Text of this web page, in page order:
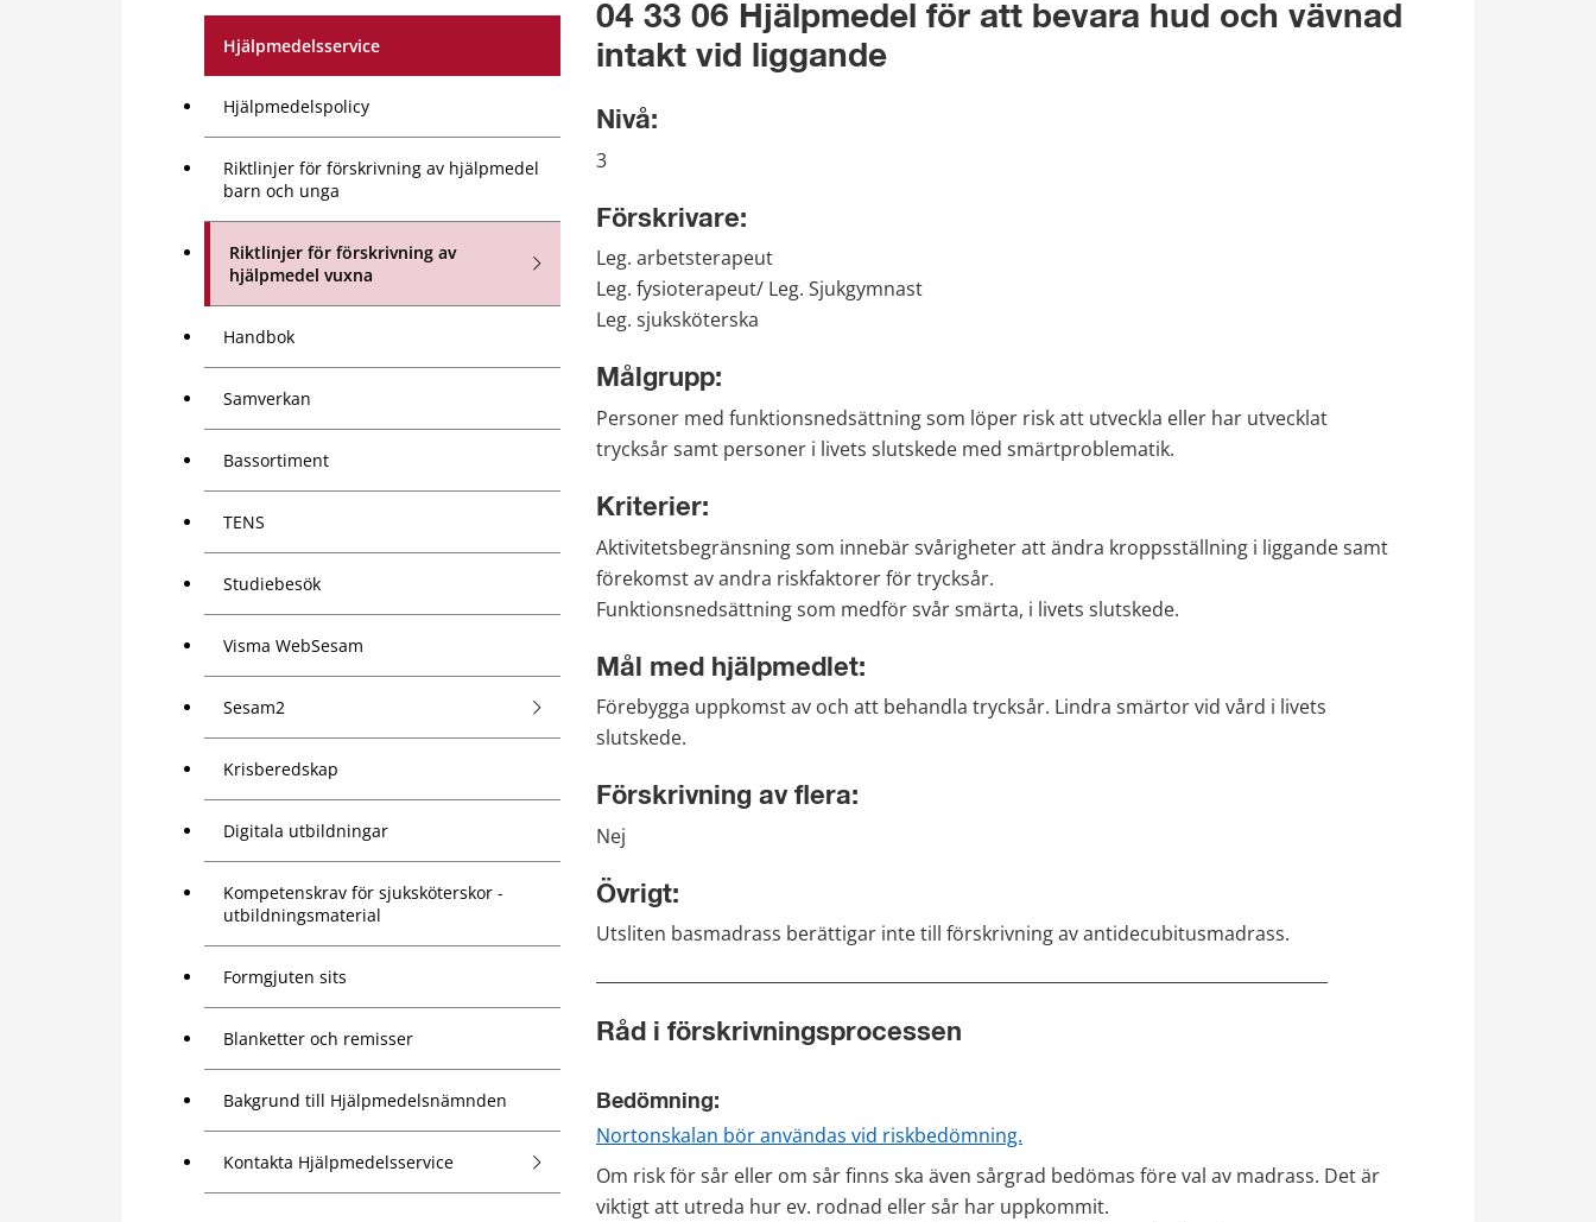
Hjälpmedelsservice
Hjälpmedelspolicy
Riktlinjer för förskrivning av hjälpmedel
barn och unga
Riktlinjer för förskrivning av
hjälpmedel vuxna
Handbok
Samverkan
Bassortiment
TENS
Studiebesök
Visma WebSesam
Sesam2
Krisberedskap
Digitala utbildningar
Kompetenskrav för sjuksköterskor -
utbildningsmaterial
Formgjuten sits
Blanketter och remisser
Bakgrund till Hjälpmedelsnämnden
Kontakta Hjälpmedelsservice
04 33 06 Hjälpmedel för att bevara hud och vävnad
intakt vid liggande
Nivå:
3
Förskrivare:
Leg. arbetsterapeut
Leg. fysioterapeut/ Leg. Sjukgymnast
Leg. sjuksköterska
Målgrupp:
Personer med funktionsnedsättning som löper risk att utveckla eller har utvecklat
trycksår samt personer i livets slutskede med smärtproblematik.
Kriterier:
Aktivitetsbegränsning som innebär svårigheter att ändra kroppsställning i liggande samt
förekomst av andra riskfaktorer för trycksår.
Funktionsnedsättning som medför svår smärta, i livets slutskede.
Mål med hjälpmedlet:
Förebygga uppkomst av och att behandla trycksår. Lindra smärtor vid vård i livets
slutskede.
Förskrivning av flera:
Nej
Övrigt:
Utsliten basmadrass berättigar inte till förskrivning av antidecubitusmadrass.
Råd i förskrivningsprocessen
Bedömning:
Nortonskalan bör användas vid riskbedömning.
Om risk för sår eller om sår finns ska även sårgrad bedömas före val av madrass. Det är
viktigt att utreda hur ev. rodnad eller sår har uppkommit.